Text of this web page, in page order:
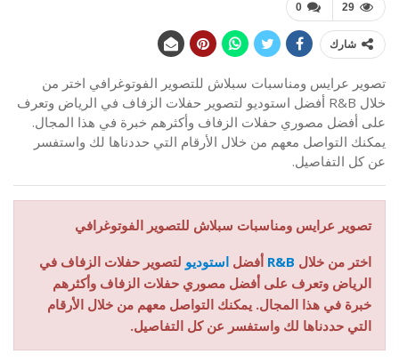
0 29
شارك
تصوير عرايس ومناسبات سبلاش للتصوير الفوتوغرافي اختر من
خلال R&B أفضل استوديو لتصوير حفلات الزفاف في الرياض وتعرف
على أفضل مصوري حفلات الزفاف وأكثرهم خبرة في هذا المجال.
يمكنك التواصل معهم من خلال الأرقام التي حددناها لك واستفسر
عن كل التفاصيل.
تصوير عرايس ومناسبات سبلاش للتصوير الفوتوغرافي
اختر من خلال R&B أفضل استوديو لتصوير حفلات الزفاف في
الرياض وتعرف على أفضل مصوري حفلات الزفاف وأكثرهم
خبرة في هذا المجال. يمكنك التواصل معهم من خلال الأرقام
التي حددناها لك واستفسر عن كل التفاصيل.